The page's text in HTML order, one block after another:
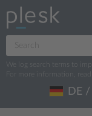
We log search terms to
For more information,
DE